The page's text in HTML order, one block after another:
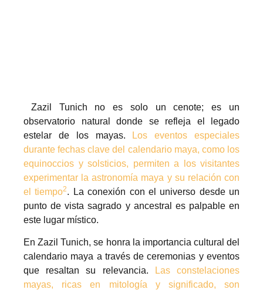
Zazil Tunich no es solo un cenote; es un
observatorio natural donde se refleja el legado
estelar de los mayas.
Los eventos especiales
durante fechas clave del calendario maya, como los
equinoccios y solsticios, permiten a los visitantes
experimentar la astronomía maya y su relación con
el tiempo2. La conexión con el universo desde un
punto de vista sagrado y ancestral es palpable en
este lugar místico.
En Zazil Tunich, se honra la importancia cultural del
calendario maya a través de ceremonias y eventos
que resaltan su relevancia.
Las constelaciones
mayas, ricas en mitología y significado, son